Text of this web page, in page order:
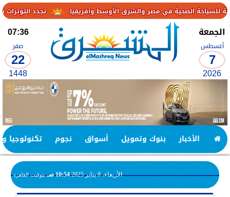
تجدد التوترات يخفض صادرات النفط
الجمعة
أغسطس
7
2026
07:36
صفر
22
1448
الأخبار بنوك وتمويل أسواق نجوم تكنولوجيا
الأربعاء، 8 يناير 2025 10:54 صـ بتوقيت القاهرة